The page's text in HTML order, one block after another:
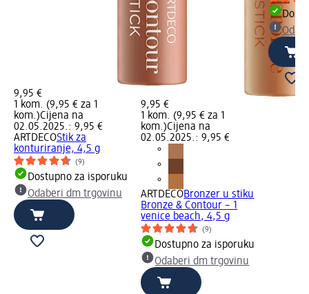
9,95 €
1 kom. (9,95 € za 1
kom.)Cijena na
02.05.2025.: 9,95 €
ARTDECOStik za
konturiranje, 4,5 g
(9)
Dostupno za isporuku
Odaberi dm trgovinu
9,95 €
1 kom. (9,95 € za 1
kom.)Cijena na
02.05.2025.: 9,95 €
ARTDECOBronzer u stiku
Bronze & Contour – 1
venice beach, 4,5 g
(9)
Dostupno za isporuku
Odaberi dm trgovinu